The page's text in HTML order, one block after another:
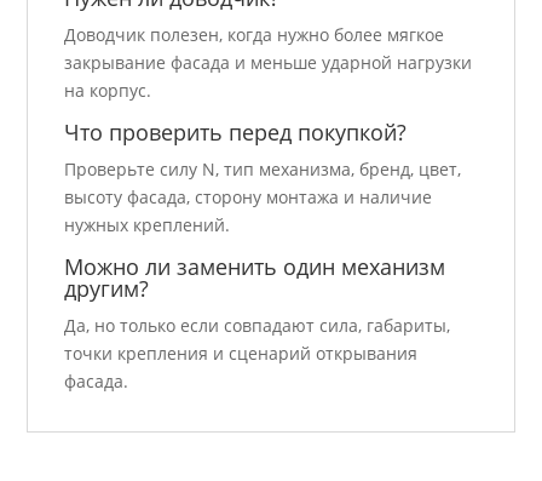
Доводчик полезен, когда нужно более мягкое
закрывание фасада и меньше ударной нагрузки
на корпус.
Что проверить перед покупкой?
Проверьте силу N, тип механизма, бренд, цвет,
высоту фасада, сторону монтажа и наличие
нужных креплений.
Можно ли заменить один механизм
другим?
Да, но только если совпадают сила, габариты,
точки крепления и сценарий открывания
фасада.